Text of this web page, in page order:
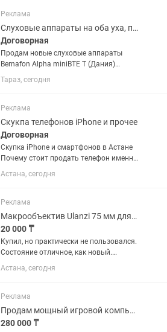
Реклама
Слуховые аппараты на оба уха, по-во Дания
Договорная
Продам новые слуховые аппараты
Bernafon Alpha miniBTE T (Дания)
Продаются 2 абсолютно новых
слуховых аппарата Bernafon Alpha
Аппараты были приобретены для
пожилого...
Тараз, сегодня
Реклама
Скукпа телефонов iPhone и прочее
Договорная
Скупка iPhone и смартфонов в Астане
Почему стоит продать телефон именно
нам? 🔹 Быстрая оценка — всего 5–10
минут Проверим состояние
технические характеристики и сразу...
Астана, сегодня
Реклама
Макрообъектив Ulanzi 75 мм для смартфона
20 000 ₸
Купил, но практически не пользовался.
Состояние отличное, как новый.
Идеально подходит для макросъемки:
цветы, насекомые, украшения,
фокусировка на расстоянии...
Астана, сегодня
Реклама
Продам мощный игровой компьютер
280 000 ₸